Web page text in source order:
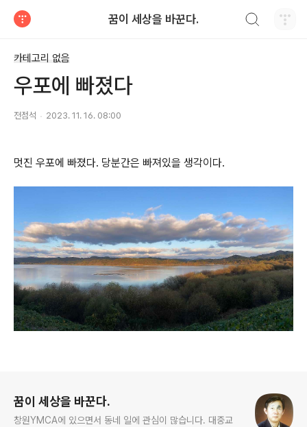
꿈이 세상을 바꾼다.
카테고리 없음
우포에 빠졌다
전점석 2023. 11. 16. 08:00
멋진 우포에 빠졌다. 당분간은 빠져있을 생각이다.
꿈이 세상을 바꾼다.
창원YMCA에 있으면서 동네 일에 관심이 많습니다. 대중교